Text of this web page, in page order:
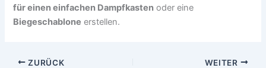
für einen einfachen Dampfkasten oder eine
Biegeschablone erstellen.
ZURÜCK WEITER